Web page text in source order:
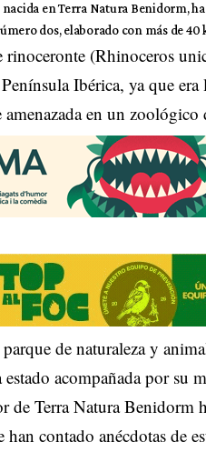
en Terra Natura Benidorm,
dos, elaborado con más de 40
rinoceronte (Rhinoceros
Ibérica, ya que era
amenazada en un
de naturaleza y
acompañada por su
de Terra Natura
contado anécdotas de